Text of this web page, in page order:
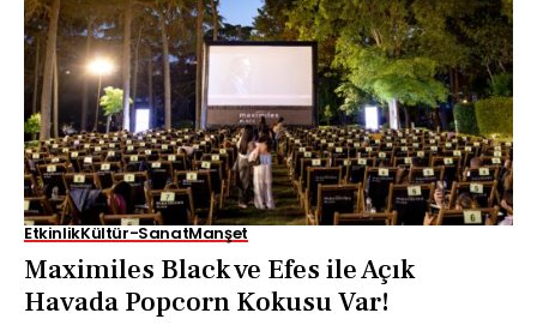
EtkinlikKültür-SanatManşet
Maximiles Black ve Efes ile Açık
Havada Popcorn Kokusu Var!